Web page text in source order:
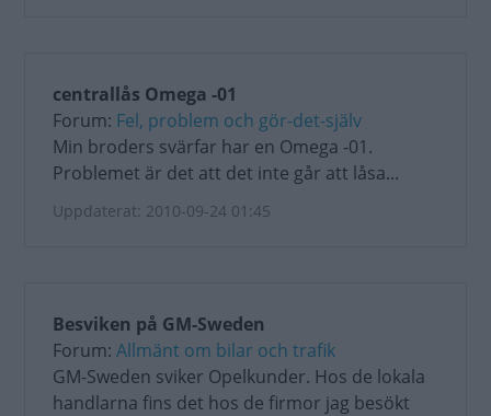
centrallås Omega -01
Forum: Fel, problem och gör-det-själv
Min broders svärfar har en Omega -01.
Problemet är det att det inte går att låsa...
Uppdaterat: 2010-09-24 01:45
Besviken på GM-Sweden
Forum: Allmänt om bilar och trafik
GM-Sweden sviker Opelkunder. Hos de lokala
handlarna fins det hos de firmor jag besökt